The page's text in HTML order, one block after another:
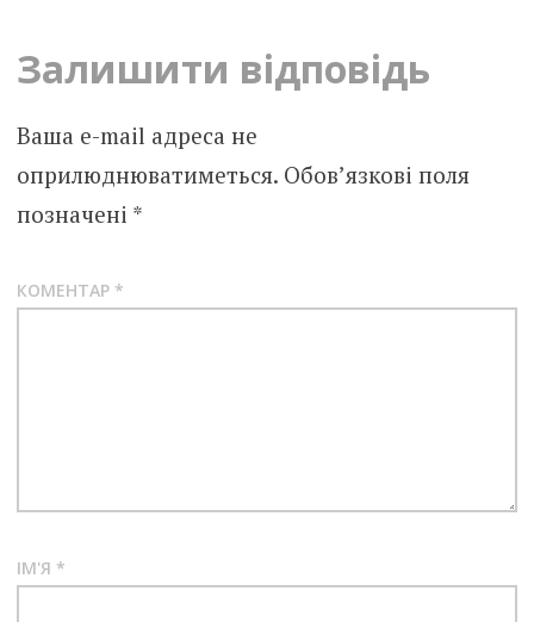
Залишити відповідь
Ваша e-mail адреса не
оприлюднюватиметься. Обов’язкові поля
позначені *
КОМЕНТАР *
ІМ'Я *